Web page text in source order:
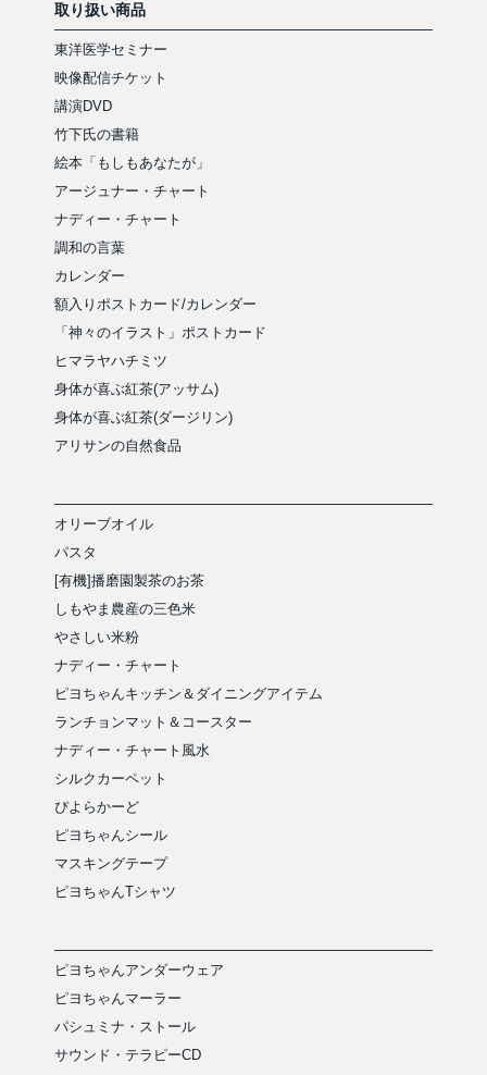
取り扱い商品
東洋医学セミナー
映像配信チケット
講演DVD
竹下氏の書籍
絵本「もしもあなたが」
アージュナー・チャート
ナディー・チャート
調和の言葉
カレンダー
額入りポストカード/カレンダー
「神々のイラスト」ポストカード
ヒマラヤハチミツ
身体が喜ぶ紅茶(アッサム)
身体が喜ぶ紅茶(ダージリン)
アリサンの自然食品
オリーブオイル
パスタ
[有機]播磨園製茶のお茶
しもやま農産の三色米
やさしい米粉
ナディー・チャート
ピヨちゃんキッチン＆ダイニングアイテム
ランチョンマット＆コースター
ナディー・チャート風水
シルクカーペット
ぴよらかーど
ピヨちゃんシール
マスキングテープ
ピヨちゃんTシャツ
ピヨちゃんアンダーウェア
ピヨちゃんマーラー
パシュミナ・ストール
サウンド・テラピーCD